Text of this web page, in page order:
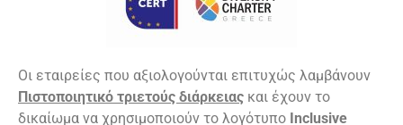
Οι εταιρείες που αξιολογούνται επιτυχώς λαμβάνουν
Πιστοποιητικό τριετούς διάρκειας και έχουν το
δικαίωμα να χρησιμοποιούν το λογότυπο Inclusive